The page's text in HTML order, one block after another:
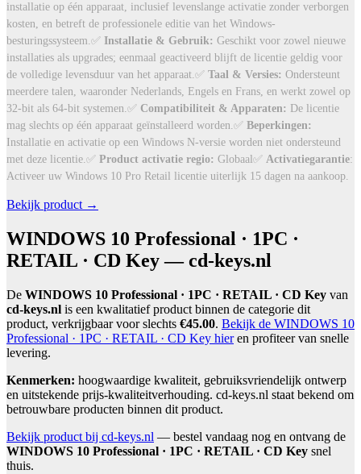
installatie op één apparaat, inclusief levenslange activatie zonder verborgen
kosten, en betreft de professionele editie van het Windows-
besturingssysteem.✅ Installatie & Gebruik: Geschikt voor zowel nieuwe
installaties als upgrades; eenmaal geactiveerd blijft de licentie geldig voor
de volledige levensduur van het apparaat.✅ Taal & Versies: Ondersteunt
meerdere talen, waaronder Nederlands, Engels en Frans, en werkt zowel op
32-bit als 64-bit systemen.✅ Compatibiliteit & Apparaten: De licentie
mag slechts op één apparaat geïnstalleerd worden.✅ Beperkingen:
Installatie en activatie op een Windows N-versie worden niet ondersteund
met deze licentie.✅ Product activatie regio: Globaal✅ Activatiegarantie:
Activeer uw Windows 10 Pro Retail licentie uiterlijk 15 dagen na aankoop.
Bekijk product →
WINDOWS 10 Professional · 1PC ·
RETAIL · CD Key — cd-keys.nl
De WINDOWS 10 Professional · 1PC · RETAIL · CD Key van
cd-keys.nl is een kwalitatief product binnen de categorie dit
product, verkrijgbaar voor slechts €45.00. Bekijk de WINDOWS 10
Professional · 1PC · RETAIL · CD Key hieren profiteer van snelle
levering.
Kenmerken: hoogwaardige kwaliteit, gebruiksvriendelijk ontwerp
en uitstekende prijs-kwaliteitverhouding. cd-keys.nl staat bekend om
betrouwbare producten binnen dit product.
Bekijk product bij cd-keys.nl — bestel vandaag nog en ontvang de
WINDOWS 10 Professional · 1PC · RETAIL · CD Key snel
thuis.